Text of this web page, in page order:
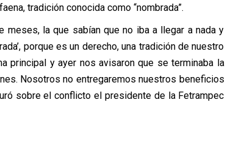
tradición conocida como “nombrada”.
meses, la que sabían que no iba a llegar a nada y
porque es un derecho, una tradición de nuestro
principal y ayer nos avisaron que se terminaba la
Nosotros no entregaremos nuestros beneficios
sobre el conflicto el presidente de la Fetrampec